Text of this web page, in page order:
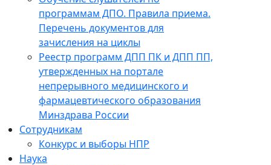
программам ДПО. Правила приема.
Перечень документов для
зачисления на циклы
Реестр программ ДПП ПК и ДПП ПП,
утвержденных на портале
непрерывного медицинского и
фармацевтического образования
Минздрава России
Сотрудникам
Конкурс и выборы НПР
Наука